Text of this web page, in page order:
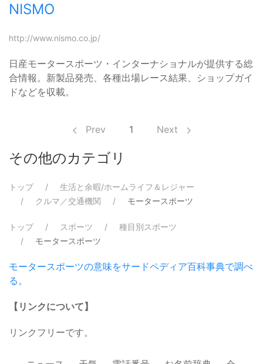
NISMO
http://www.nismo.co.jp/
日産モータースポーツ・インターナショナルが提供する総
合情報。新製品発売、各種出場レース結果、ショップガイ
ドなどを収載。
Prev 1 Next
その他のカテゴリ
トップ
生活と余暇/ホームライフ＆レジャー
クルマ／交通機関
モータースポーツ
トップ スポーツ
種目別スポーツ
モータースポーツ
モータースポーツの意味をサードペディア百科事典で調べ
る。
【リンクについて】
リンクフリーです。